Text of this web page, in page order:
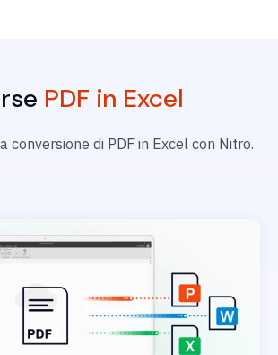
PDF in Excel
conversione di PDF in Excel con Nitro.